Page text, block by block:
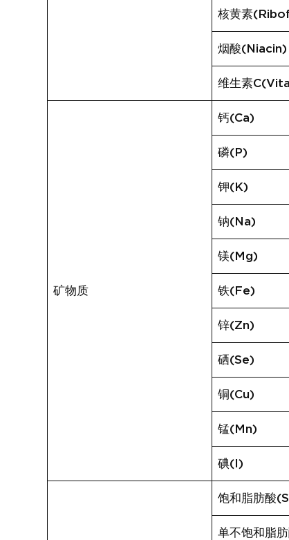
核黄素
烟酸(Niacin)
维生素
矿物质
钙(Ca)
磷(P)
钾(K)
钠(Na)
镁(Mg)
铁(Fe)
锌(Zn)
硒(Se)
铜(Cu)
锰(Mn)
碘(I)
饱和脂肪酸
单不饱和脂